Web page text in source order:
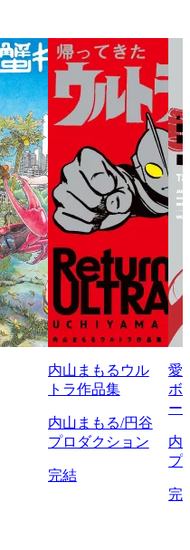
内山まもるウル
トラ作品集
内山まもる/円谷
プロダクション
完結
愛
ボ
ー
内
プ
完